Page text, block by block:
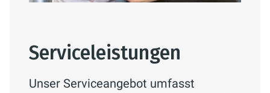
Serviceleistungen
Unser Serviceangebot umfasst